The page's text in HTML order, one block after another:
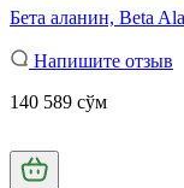
Бета аланин, Beta
Напишите отзыв
140 589 сўм